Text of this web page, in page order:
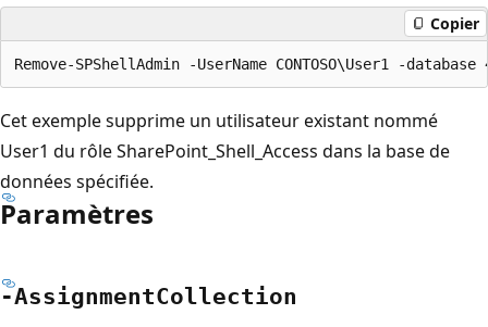
Copier
Cet exemple supprime un utilisateur existant nommé
User1 du rôle SharePoint_Shell_Access dans la base de
données spécifiée.
Paramètres
-AssignmentCollection